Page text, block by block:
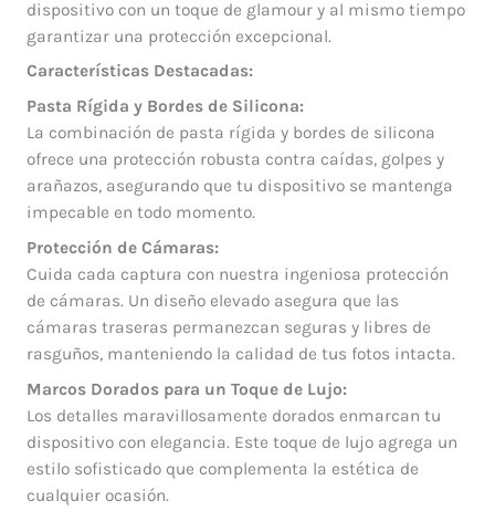
dispositivo con un toque de glamour y al mismo tiempo
garantizar una protección excepcional.
Características Destacadas:
Pasta Rígida y Bordes de Silicona:
La combinación de pasta rígida y bordes de silicona
ofrece una protección robusta contra caídas, golpes y
arañazos, asegurando que tu dispositivo se mantenga
impecable en todo momento.
Protección de Cámaras:
Cuida cada captura con nuestra ingeniosa protección
de cámaras. Un diseño elevado asegura que las
cámaras traseras permanezcan seguras y libres de
rasguños, manteniendo la calidad de tus fotos intacta.
Marcos Dorados para un Toque de Lujo:
Los detalles maravillosamente dorados enmarcan tu
dispositivo con elegancia. Este toque de lujo agrega un
estilo sofisticado que complementa la estética de
cualquier ocasión.